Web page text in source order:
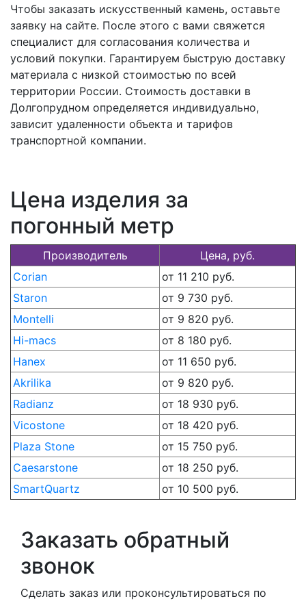
Чтобы заказать искусственный камень, оставьте
заявку на сайте. После этого с вами свяжется
специалист для согласования количества и
условий покупки. Гарантируем быструю доставку
материала с низкой стоимостью по всей
территории России. Стоимость доставки в
Долгопрудном определяется индивидуально,
зависит удаленности объекта и тарифов
транспортной компании.
Цена изделия за
погонный метр
Производитель
Цена, руб.
Corian
от 11 210 руб.
Staron
от 9 730 руб.
Montelli
от 9 820 руб.
Hi-macs
от 8 180 руб.
Hanex
от 11 650 руб.
Akrilika
от 9 820 руб.
Radianz
от 18 930 руб.
Vicostone
от 18 420 руб.
Plaza Stone
от 15 750 руб.
Caesarstone
от 18 250 руб.
SmartQuartz
от 10 500 руб.
Заказать обратный
звонок
Сделать заказ или проконсультироваться по